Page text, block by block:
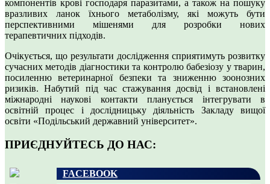
компонентів крові господаря паразитами, а також на пошуку
вразливих ланок їхнього метаболізму, які можуть бути
перспективними мішенями для розробки нових
терапевтичних підходів.
Очікується, що результати дослідження сприятимуть розвитку
сучасних методів діагностики та контролю бабезіозу у тварин,
посиленню ветеринарної безпеки та зниженню зоонозних
ризиків. Набутий під час стажування досвід і встановлені
міжнародні наукові контакти планується інтегрувати в
освітній процес і дослідницьку діяльність Закладу вищої
освіти «Подільський державний університет».
ПРИЄДНУЙТЕСЬ ДО НАС:
FACEBOOK